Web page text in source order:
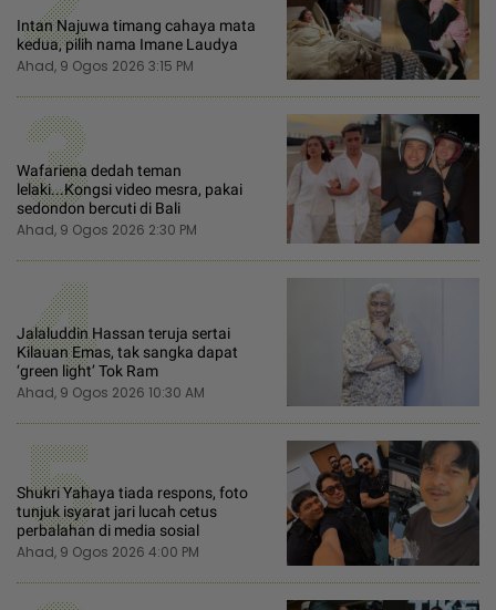
Intan Najuwa timang cahaya mata
kedua, pilih nama Imane Laudya
Ahad, 9 Ogos 2026 3:15 PM
3
Wafariena dedah teman
lelaki...Kongsi video mesra, pakai
sedondon bercuti di Bali
Ahad, 9 Ogos 2026 2:30 PM
4
Jalaluddin Hassan teruja sertai
Kilauan Emas, tak sangka dapat
‘green light’ Tok Ram
Ahad, 9 Ogos 2026 10:30 AM
5
Shukri Yahaya tiada respons, foto
tunjuk isyarat jari lucah cetus
perbalahan di media sosial
Ahad, 9 Ogos 2026 4:00 PM